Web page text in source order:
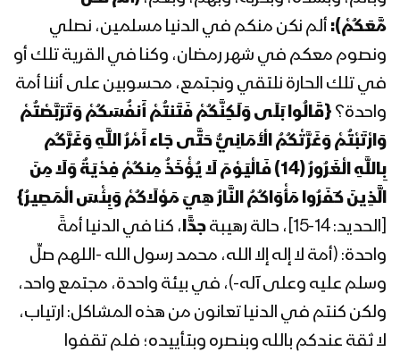
المحاضرة الرمضانية السابعة للسيد
عبدالملك بدرالدين الحوثي 07 رمضان
1442هـ
المحاضرة الرمضانية السادسة للسيد
عبدالملك بدرالدين الحوثي 06 رمضان
1442هـ
المحاضرة الرمضانية الخامسة للسيد
عبدالملك بدرالدين الحوثي 05 رمضان
1442هـ
المحاضرة الرمضانية الرابعة للسيد عبد
الملك بدر الدين الحوثي 04 رمضان 1442هـ
مَّعَكُمْ): ألم نكن منكم في الدنيا مسلمين، نصلي
ونصوم معكم في شهر رمضان، وكنا في القرية تلك أو
في تلك الحارة نلتقي ونجتمع، محسوبين على أننا أمة
واحدة؟ {قَالُوا بَلَى وَلَكِنَّكُمْ فَتَنتُمْ أَنفُسَكُمْ وَتَرَبَّصْتُمْ
وَارْتَبْتُمْ وَغَرَّتْكُمُ الْأَمَانِيُّ حَتَّى جَاء أَمْرُ اللَّهِ وَغَرَّكُم
بِاللَّهِ الْغَرُورُ (14) فَالْيَوْمَ لَا يُؤْخَذُ مِنكُمْ فِدْيَةٌ وَلَا مِنَ
الَّذِينَ كَفَرُوا مَأْوَاكُمُ النَّارُ هِيَ مَوْلَاكُمْ وَبِئْسَ الْمَصِيرُ}
[الحديد: 14-15]، حالة رهيبة
جدًّا، كنا في الدنيا أمةً
واحدة: (أمة لا إله إلا الله، محمد رسول الله -اللهم صلِّ
وسلم عليه وعلى آله-)، في بيئة واحدة، مجتمع واحد،
ولكن كنتم في الدنيا تعانون من هذه المشاكل: ارتياب،
لا ثقة عندكم بالله وبنصره وبتأييده؛ فلم تقفوا